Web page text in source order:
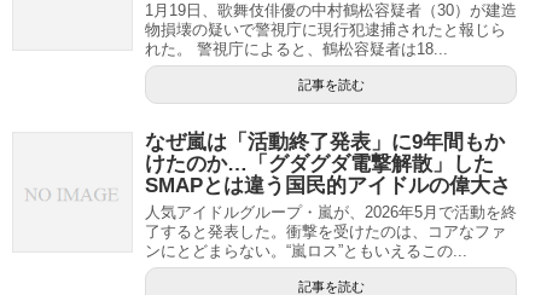
1月19日、歌舞伎俳優の中村鶴松容疑者（30）が建造
物損壊の疑いで警視庁に現行犯逮捕されたと報じら
れた。 警視庁によると、鶴松容疑者は18...
記事を読む
なぜ嵐は「活動終了発表」に9年間もか
けたのか…「グダグダ電撃解散」した
SMAPとは違う国民的アイドルの偉大さ
人気アイドルグループ・嵐が、2026年5月で活動を終
了すると発表した。衝撃を受けたのは、コアなファ
ンにとどまらない。“嵐ロス”ともいえるこの...
記事を読む